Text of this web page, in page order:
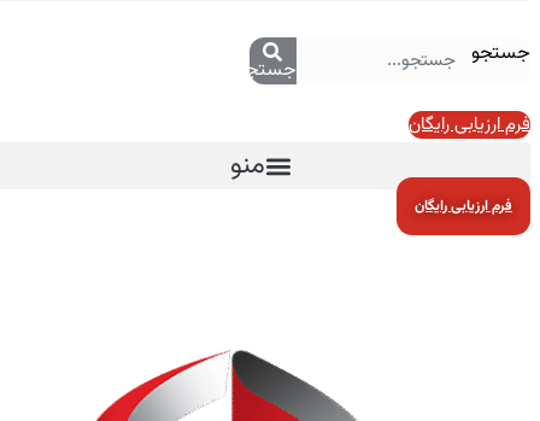
جستجو
جستجو
فرم ارزیابی رایگان
منو
فرم ارزیابی رایگان